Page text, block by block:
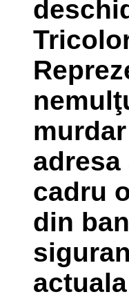
cadru
din